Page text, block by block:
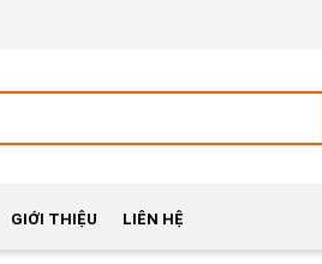
GIỚI THIỆU LIÊN HỆ